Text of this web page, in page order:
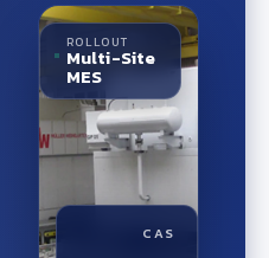
ROLLOUT
Multi-Site
MES
CAS